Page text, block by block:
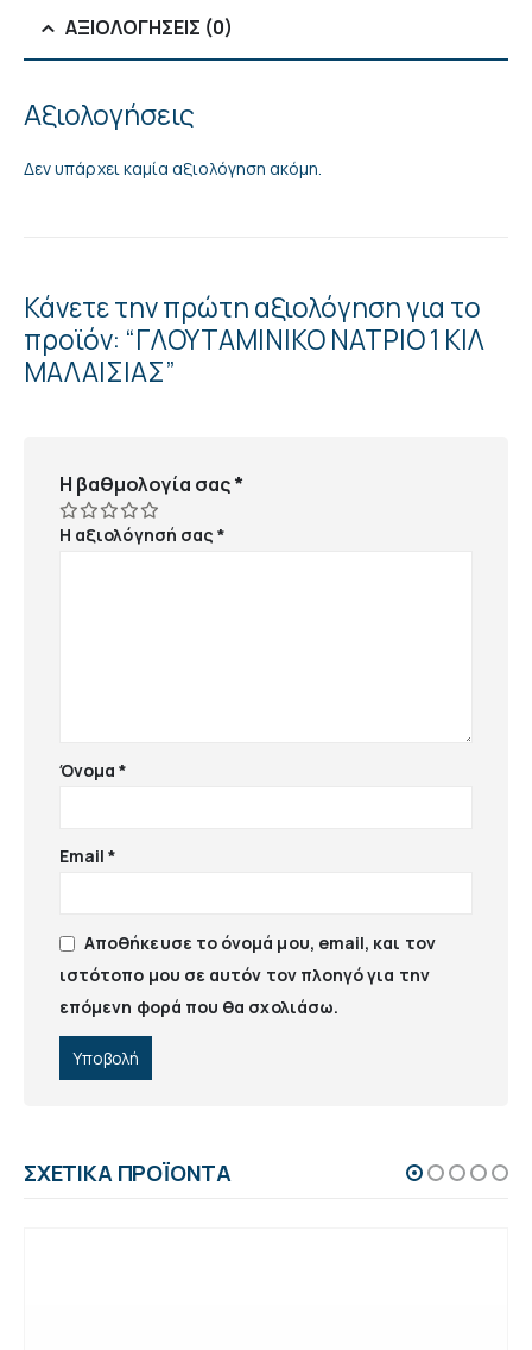
ΑΞΙΟΛΟΓΉΣΕΙΣ (0)
Αξιολογήσεις
Δεν υπάρχει καμία αξιολόγηση ακόμη.
Κάνετε την πρώτη αξιολόγηση για το
προϊόν: “ΓΛΟΥΤΑΜΙΝΙΚΟ ΝΑΤΡΙΟ 1 ΚΙΛ
ΜΑΛΑΙΣΙΑΣ”
Η βαθμολογία σας*
Η αξιολόγησή σας*
Όνομα*
Email*
Αποθήκευσε το όνομά μου, email, και τον
ιστότοπο μου σε αυτόν τον πλοηγό για την
επόμενη φορά που θα σχολιάσω.
ΣΧΕΤΙΚΆ ΠΡΟΪΌΝΤΑ